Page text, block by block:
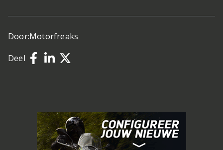
Door:Motorfreaks
Deel